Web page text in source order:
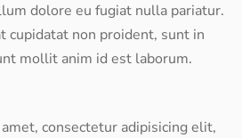
dolore eu fugiat nulla pariatur.
cupidatat non proident, sunt in
mollit anim id est laborum.
consectetur adipisicing elit,